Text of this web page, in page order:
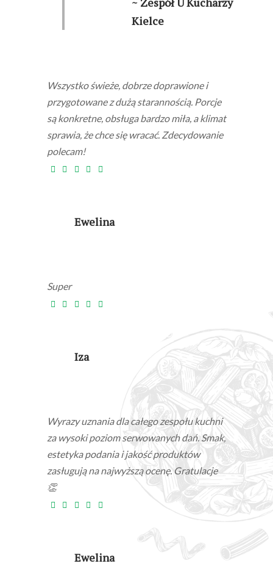
Kielce
Wszystko świeże, dobrze doprawione i
przygotowane z dużą starannością. Porcje
są konkretne, obsługa bardzo miła, a klimat
sprawia, że chce się wracać. Zdecydowanie
polecam!
Ewelina
Super
Iza
Wyrazy uznania dla całego zespołu kuchni
za wysoki poziom serwowanych dań. Smak,
estetyka podania i jakość produktów
zasługują na najwyższą ocenę. Gratulacje
👏
Ewelina